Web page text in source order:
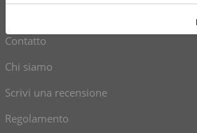
Contatto
Chi siamo
Scrivi una recensione
Regolamento